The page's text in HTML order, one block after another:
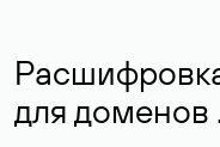
для доменов